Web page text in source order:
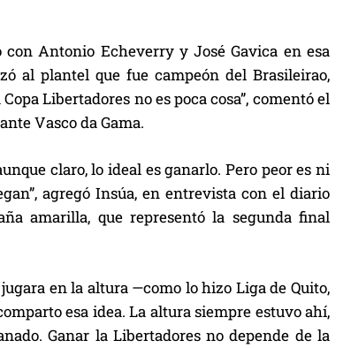
Antonio Echeverry y José Gavica en esa
al plantel que fue campeón del Brasileirao,
Libertadores no es poca cosa”, comentó el
Vasco da Gama.
claro, lo ideal es ganarlo. Pero peor es ni
agregó Insúa, en entrevista con el diario
amarilla, que representó la segunda final
en la altura —como lo hizo Liga de Quito,
esa idea. La altura siempre estuvo ahí,
Ganar la Libertadores no depende de la